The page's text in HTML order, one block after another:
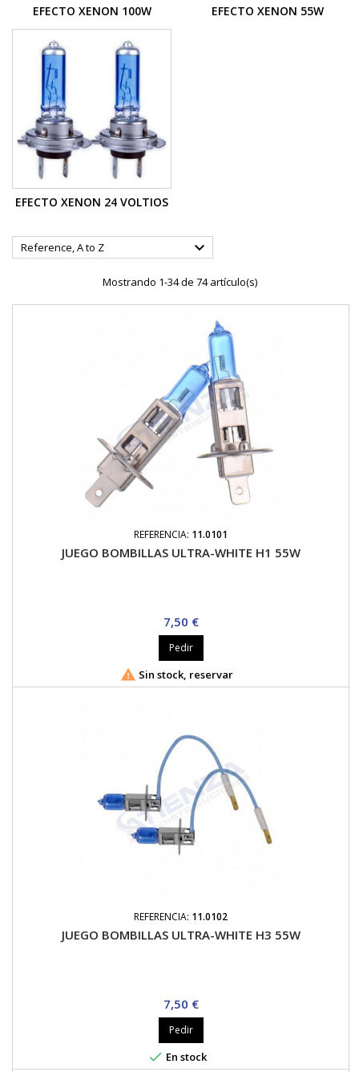
EFECTO XENON 100W EFECTO XENON 55W
EFECTO XENON 24 VOLTIOS
Reference, A to Z 
Mostrando 1-34 de 74 artículo(s)
REFERENCIA: 11.0101
JUEGO BOMBILLAS ULTRA-WHITE H1 55W
Precio
7,50 €
Pedir
 Sin stock, reservar
REFERENCIA: 11.0102
JUEGO BOMBILLAS ULTRA-WHITE H3 55W
Precio
7,50 €
Pedir
 En stock